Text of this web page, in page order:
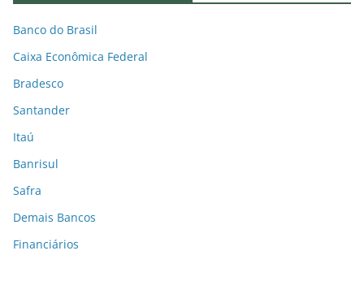
Banco do Brasil
Caixa Econômica Federal
Bradesco
Santander
Itaú
Banrisul
Safra
Demais Bancos
Financiários